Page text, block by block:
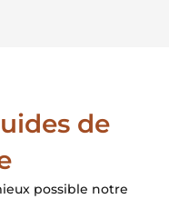
de
possible notre